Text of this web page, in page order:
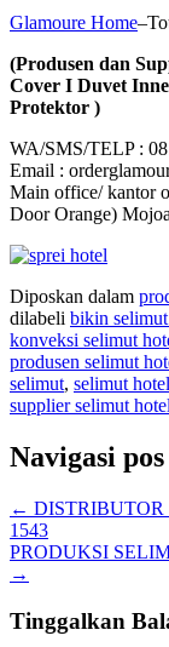
Glamoure Home
(Produsen dan
Cover I Duvet
Protektor )
WA/SMS/TELP :
Email :
Main office/ kantor
Door Orange)
Diposkan dalam
dilabeli bikin
konveksi selimut
produsen selimut
selimut, selimut hotel
supplier selimut
Navigasi pos
← DISTRIBUTOR
1543
PRODUKSI
→
Tinggalkan